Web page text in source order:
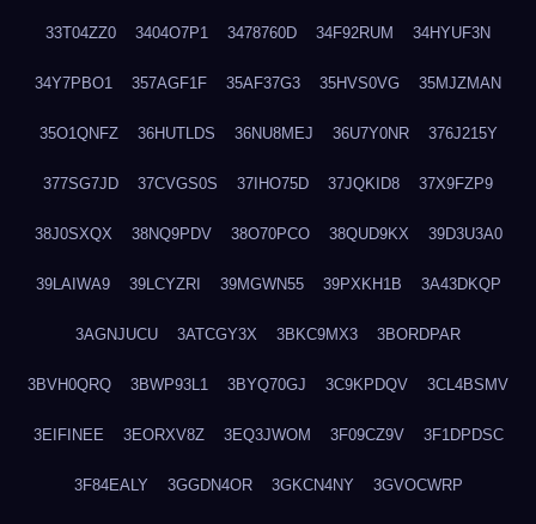
33T04ZZ0 3404O7P1 3478760D 34F92RUM 34HYUF3N
34Y7PBO1 357AGF1F 35AF37G3 35HVS0VG 35MJZMAN
35O1QNFZ 36HUTLDS 36NU8MEJ 36U7Y0NR 376J215Y
377SG7JD 37CVGS0S 37IHO75D 37JQKID8 37X9FZP9
38J0SXQX 38NQ9PDV 38O70PCO 38QUD9KX 39D3U3A0
39LAIWA9 39LCYZRI 39MGWN55 39PXKH1B 3A43DKQP
3AGNJUCU 3ATCGY3X 3BKC9MX3 3BORDPAR
3BVH0QRQ 3BWP93L1 3BYQ70GJ 3C9KPDQV 3CL4BSMV
3EIFINEE 3EORXV8Z 3EQ3JWOM 3F09CZ9V 3F1DPDSC
3F84EALY 3GGDN4OR 3GKCN4NY 3GVOCWRP